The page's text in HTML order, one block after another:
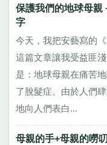
保護我們的地球母親
字
今天，我把安藝寫的
這篇文章讓我受益匪
是：地球母親在痛苦
了脫髮症。由於人們
地向人們表白...
母親的手+母親的嘮